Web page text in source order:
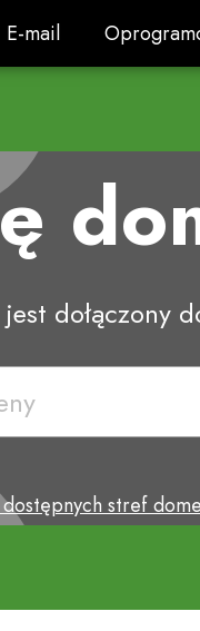
E-mail
E-mail
dołączony
dostępnych stref